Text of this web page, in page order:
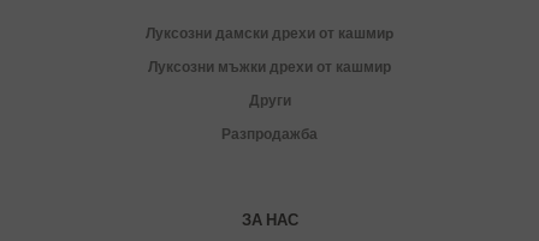
Луксозни дамски дрехи от кашмиp
Луксозни мъжки дрехи от кашмир
Други
Разпродажба
ЗА НАС